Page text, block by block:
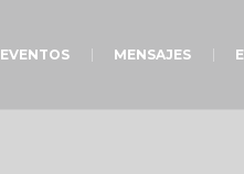
EVENTOS MENSAJES